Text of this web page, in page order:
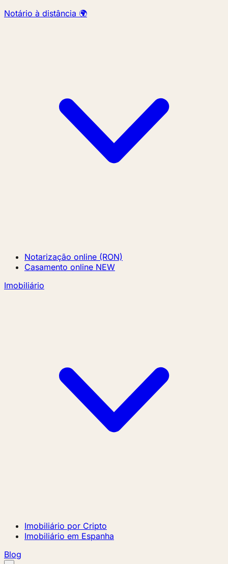
Notário à distância 🌍
Notarização online (RON)
Casamento online NEW
Imobiliário
Imobiliário por Cripto
Imobiliário em Espanha
Blog